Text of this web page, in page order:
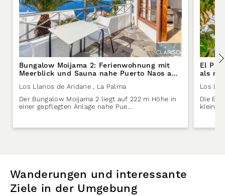
Bungalow Moijama 2: Ferienwohnung mit
Meerblick und Sauna nahe Puerto Naos auf
La Palma
Los Llanos de Aridane
, La Palma
Der Bungalow Moijama 2 liegt auf 222 m Höhe in
einer gepflegten Anlage nahe Pue…
El
als
Los
Die El
kleinen
Wanderungen und interessante
Ziele in der Umgebung